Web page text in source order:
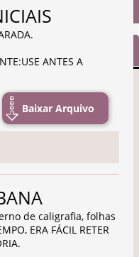
ANTES A
Baixar Arquivo
de caligrafia, folhas
ERA FÁCIL RETER